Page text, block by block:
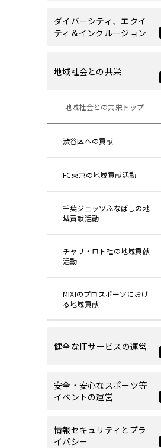
ダイバーシティ、エクイ
ティ＆インクルージョン
地域社会との共栄
地域社会との共栄トップ
渋谷区への貢献
FC東京の地域貢献活動
千葉ジェッツふなばしの地
域貢献活動
チャリ・ロト社の地域貢献
活動
MIXIのプロスポーツにおけ
る地域貢献
健全なITサービスの運営
安全・安心なスポーツ等
イベントの運営
情報セキュリティとプラ
イバシー